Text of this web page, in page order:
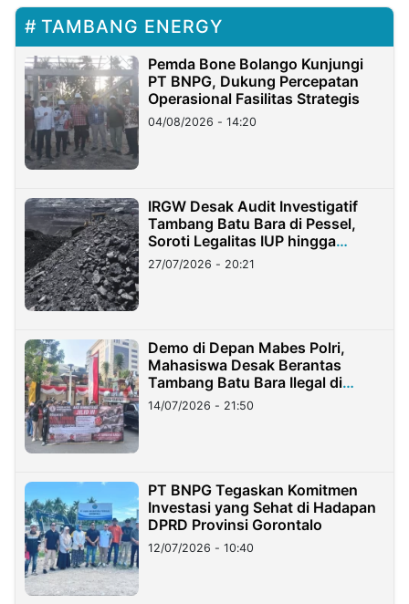
TAMBANG ENERGY
Pemda Bone Bolango Kunjungi
PT BNPG, Dukung Percepatan
Operasional Fasilitas Strategis
04/08/2026 - 14:20
IRGW Desak Audit Investigatif
Tambang Batu Bara di Pessel,
Soroti Legalitas IUP hingga
Stockpile
27/07/2026 - 20:21
Demo di Depan Mabes Polri,
Mahasiswa Desak Berantas
Tambang Batu Bara Ilegal di
Lampung
14/07/2026 - 21:50
PT BNPG Tegaskan Komitmen
Investasi yang Sehat di Hadapan
DPRD Provinsi Gorontalo
12/07/2026 - 10:40